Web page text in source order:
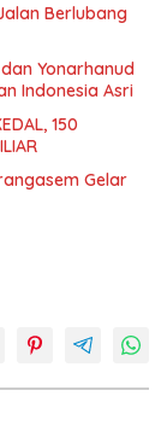
Berlubang
Yonarhanud
Indonesia Asri
150
Gelar